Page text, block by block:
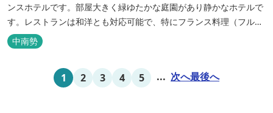
ンスホテルです。部屋大きく緑ゆたかな庭園があり静かなホテルで
す。レストランは和洋とも対応可能で、特にフランス料理（フルコ
ース）が人気あり是非ご賞味ください。
中南勢
1 2 3 4 5 ... 次へ最後へ